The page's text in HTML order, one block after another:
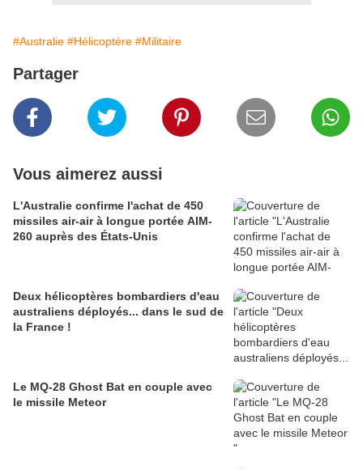
#Australie #Hélicoptère #Militaire
Partager
Vous aimerez aussi
L'Australie confirme l'achat de 450
missiles air-air à longue portée AIM-
260 auprès des États-Unis
Deux hélicoptères bombardiers d'eau
australiens déployés... dans le sud de
la France !
Le MQ-28 Ghost Bat en couple avec
le missile Meteor